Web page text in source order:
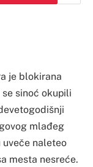
je blokirana
sinoć okupili
mlađeg
uveče naleteo
mesta nesreće.